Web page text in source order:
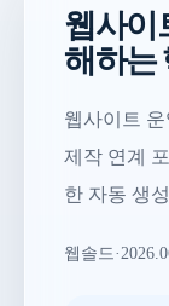
웹사이
해하는
웹사이트
제작 연계
한 자동 생
웹솔드·